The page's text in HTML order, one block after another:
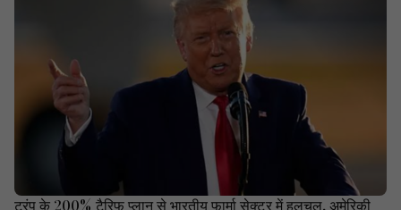
ट्रंप के 200% टैरिफ प्लान से भारतीय फार्मा सेक्टर में हलचल, अमेरिकी